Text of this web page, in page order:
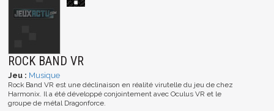
ROCK BAND VR
Jeu : Musique
Rock Band VR est une déclinaison en réalité virutelle du jeu de chez
Harmonix. Il a été développé conjointement avec Oculus VR et le
groupe de métal Dragonforce.